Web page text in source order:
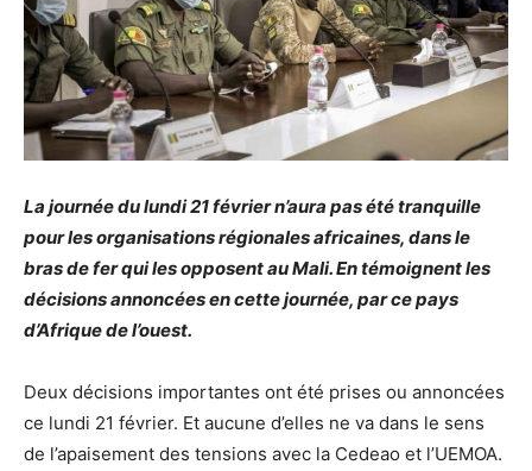
La journée du lundi 21 février n’aura pas été tranquille
pour les organisations régionales africaines, dans le
bras de fer qui les opposent au Mali. En témoignent les
décisions annoncées en cette journée, par ce pays
d’Afrique de l’ouest.
Deux décisions importantes ont été prises ou annoncées
ce lundi 21 février. Et aucune d’elles ne va dans le sens
de l’apaisement des tensions avec la Cedeao et l’UEMOA.